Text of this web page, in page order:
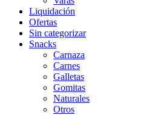
Liquidación
Ofertas
Sin categorizar
Snacks
Carnaza
Carnes
Galletas
Gomitas
Naturales
Otros